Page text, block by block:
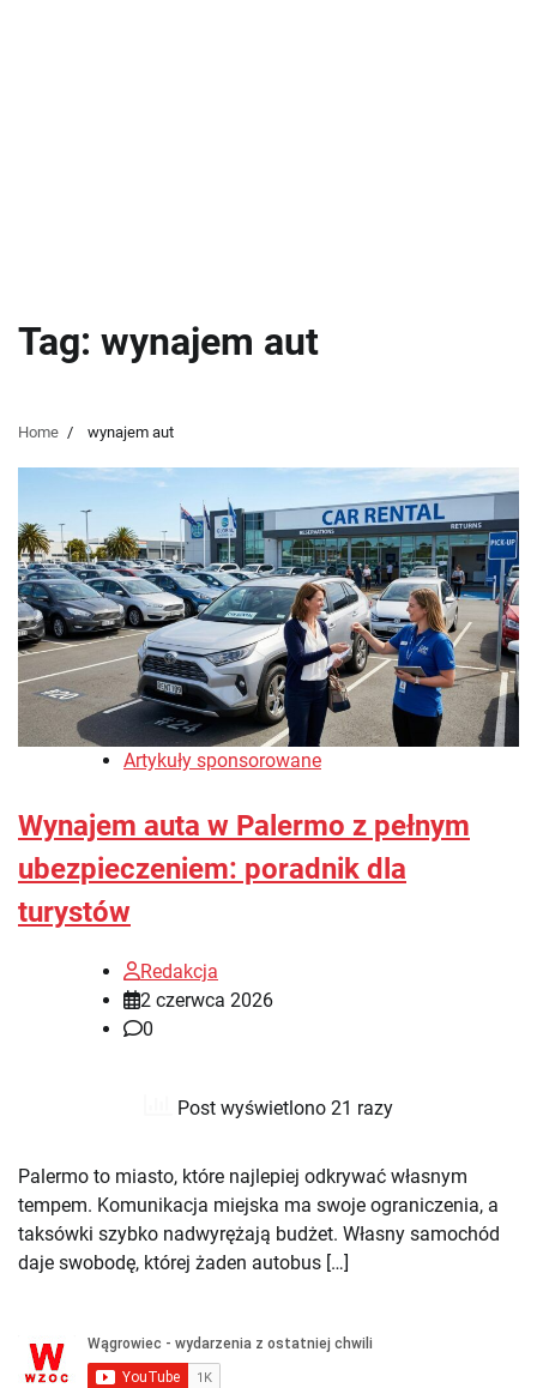
Tag: wynajem aut
Home wynajem aut
Artykuły sponsorowane
Wynajem auta w Palermo z pełnym
ubezpieczeniem: poradnik dla
turystów
Redakcja
2 czerwca 2026
0
Post wyświetlono 21 razy
Palermo to miasto, które najlepiej odkrywać własnym
tempem. Komunikacja miejska ma swoje ograniczenia, a
taksówki szybko nadwyrężają budżet. Własny samochód
daje swobodę, której żaden autobus […]